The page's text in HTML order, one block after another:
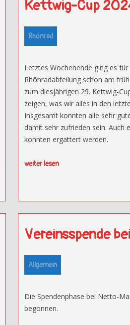
Kettwig-Cup
Rhönrad
Letztes Wochenende ging es für
Rhönradabteilung schon am
zum diesjährigen 29. Kettwig-
zeigen, was wir alles in den
Insgesamt konnten alle sehr
damit sehr zufrieden sein. Auch
konnten ergattert werden.
weiter lesen
Vereinsspende
Allgemein
Die Spendenphase bei Netto-
begonnen.